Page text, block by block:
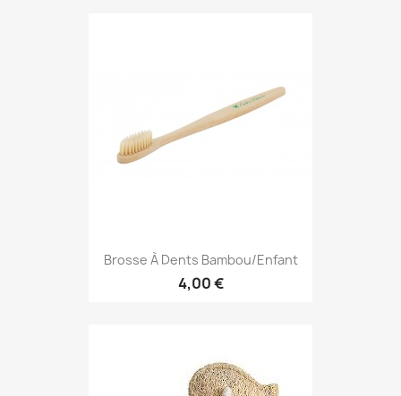
Brosse À Dents Bambou/Enfant
4,00 €